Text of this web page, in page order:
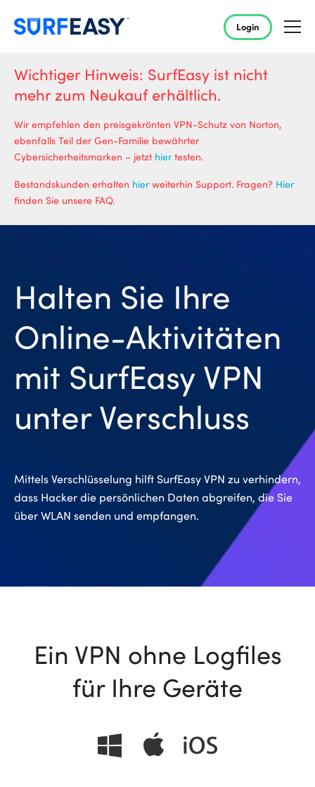
Login
Wichtiger Hinweis: SurfEasy ist nicht
mehr zum Neukauf erhältlich.
Wir empfehlen den preisgekrönten VPN-Schutz von Norton,
ebenfalls Teil der Gen-Familie bewährter
Cybersicherheitsmarken – jetzt hiertesten.
Bestandskunden erhalten hierweiterhin Support. Fragen? Hier
finden Sie unsere FAQ.
Halten Sie Ihre
Online-Aktivitäten
mit SurfEasy VPN
unter Verschluss
Mittels Verschlüsselung hilft SurfEasy VPN zu verhindern,
dass Hacker die persönlichen Daten abgreifen, die Sie
über WLAN senden und empfangen.
Ein VPN ohne Logfiles
für Ihre Geräte